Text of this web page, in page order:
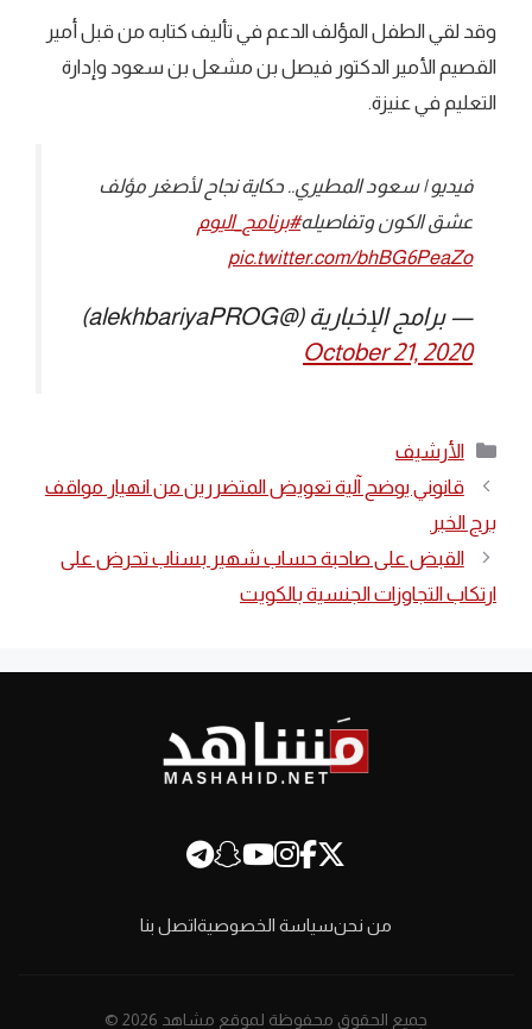
وقد لقي الطفل المؤلف الدعم في تأليف كتابه من قبل أمير
القصيم الأمير الدكتور فيصل بن مشعل بن سعود وإدارة
التعليم في عنيزة.
فيديو | سعود المطيري.. حكاية نجاح لأصغر مؤلف
عشق الكون وتفاصيله#برنامج_اليوم
pic.twitter.com/bhBG6PeaZo
— برامج الإخبارية (@alekhbariyaPROG)
October 21, 2020
التصنيفات
الأرشيف
قانوني يوضح آلية تعويض المتضررين من انهيار مواقف
برج الخبر
القبض على صاحبة حساب شهير بسناب تحرض على
ارتكاب التجاوزات الجنسية بالكويت
من نحنسياسة الخصوصيةاتصل بنا
جميع الحقوق محفوظة لموقع مشاهد 2026 ©